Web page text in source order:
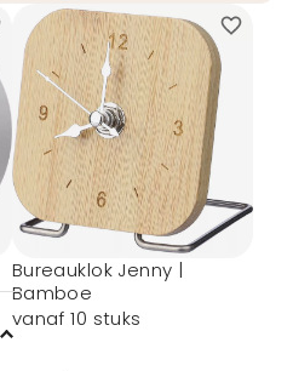
Bureauklok Jenny |
Bamboe
vanaf 10 stuks